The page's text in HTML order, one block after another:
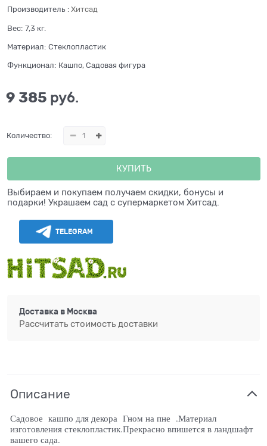
Производитель : Хитсад
Вес: 7,3 кг.
Материал: Стеклопластик
Функционал: Кашпо, Садовая фигура
9 385 руб.
Количество:
КУПИТЬ
Выбираем и покупаем получаем скидки, бонусы и
подарки! Украшаем сад с супермаркетом Хитсад.
TELEGRAM
Доставка в Москва
Рассчитать стоимость доставки
Описание
Садовое кашпо для декора Гном на пне .Материал
изготовления стеклопластик.Прекрасно впишется в ландшафт
вашего сада.